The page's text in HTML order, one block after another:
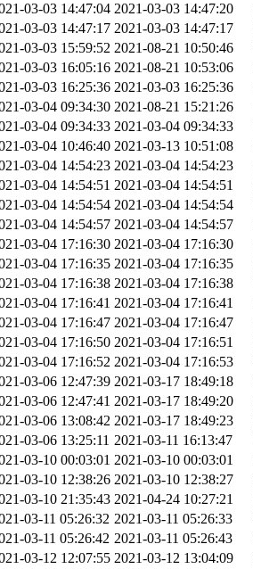
03-03 14:47:04 2021-03-03 14:47:20
03-03 14:47:17 2021-03-03 14:47:17
03-03 15:59:52 2021-08-21 10:50:46
03-03 16:05:16 2021-08-21 10:53:06
03-03 16:25:36 2021-03-03 16:25:36
03-04 09:34:30 2021-08-21 15:21:26
03-04 09:34:33 2021-03-04 09:34:33
03-04 10:46:40 2021-03-13 10:51:08
03-04 14:54:23 2021-03-04 14:54:23
03-04 14:54:51 2021-03-04 14:54:51
03-04 14:54:54 2021-03-04 14:54:54
03-04 14:54:57 2021-03-04 14:54:57
03-04 17:16:30 2021-03-04 17:16:30
03-04 17:16:35 2021-03-04 17:16:35
03-04 17:16:38 2021-03-04 17:16:38
03-04 17:16:41 2021-03-04 17:16:41
03-04 17:16:47 2021-03-04 17:16:47
03-04 17:16:50 2021-03-04 17:16:51
03-04 17:16:52 2021-03-04 17:16:53
03-06 12:47:39 2021-03-17 18:49:18
03-06 12:47:41 2021-03-17 18:49:20
03-06 13:08:42 2021-03-17 18:49:23
03-06 13:25:11 2021-03-11 16:13:47
03-10 00:03:01 2021-03-10 00:03:01
03-10 12:38:26 2021-03-10 12:38:27
03-10 21:35:43 2021-04-24 10:27:21
03-11 05:26:32 2021-03-11 05:26:33
03-11 05:26:42 2021-03-11 05:26:43
03-12 12:07:55 2021-03-12 13:04:09